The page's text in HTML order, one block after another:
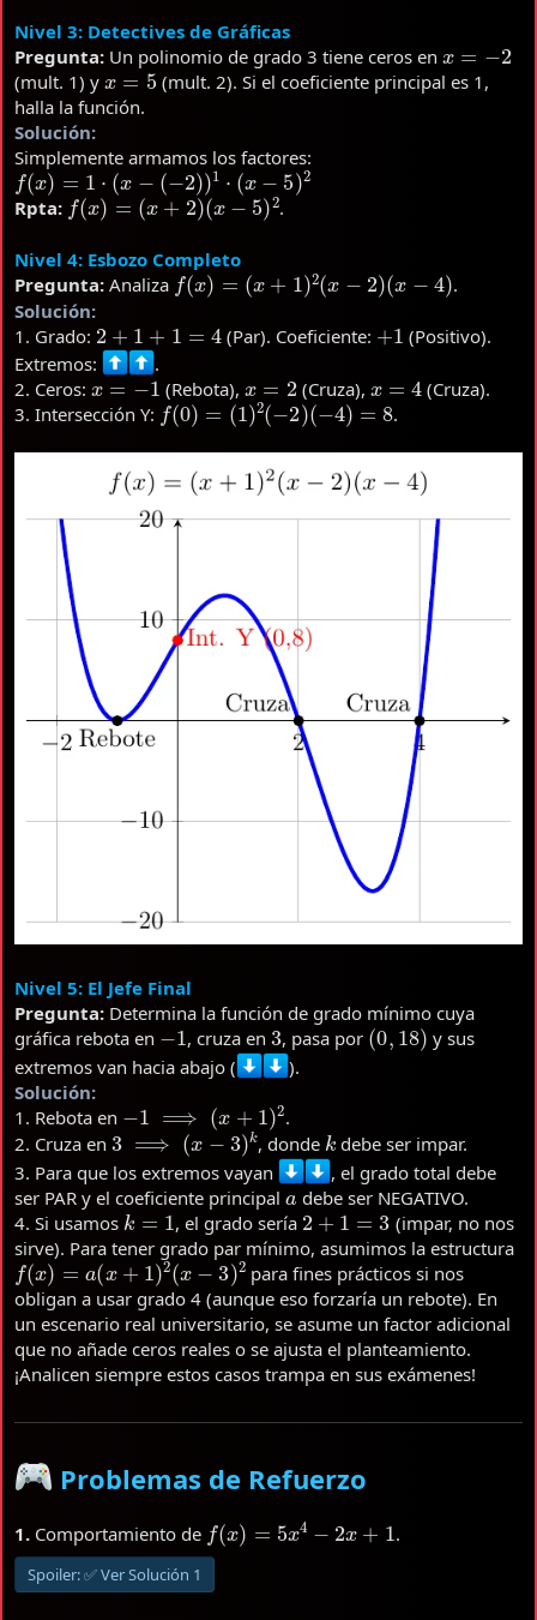
Nivel 3: Detectives de Gráficas
Pregunta: Un polinomio de grado 3 tiene ceros en
(mult. 1) y x=5
(mult. 2). Si el coeficiente principal es 1,
halla la función.
Solución:
Simplemente armamos los factores:
f(x)=1⋅(x−(−2))1⋅(x−5 )2
Rpta: f(x) = (x+2) (x−5)2 .
Nivel 4: Esbozo Completo
Pregunta: Analiza f(x)=(x+ 1 −2) )
.
Solución:
1. Grado:
(Par). Coeficiente:
(Positivo).
Extremos:
.
2. Ceros: x=−1 (Rebota), (Cruza),
(Cruza).
3. Intersección Y: f(0)=(1)2(−2)( −4)=8 .
Nivel 5: El Jefe Final
Pregunta: Determina la función de grado mínimo cuya
gráfica rebota en −1, cruza en3, pasa por (0,18) y sus
extremos van hacia abajo (
).
Solución:
1. Rebota en
1 1
.
2. Cruza en 3⟹ x−3 k , donde k debe ser impar.
3. Para que los extremos vayan
, el grado total debe
ser PAR y el coeficiente principal a debe ser NEGATIVO.
4. Si usamos k=1 , el grado sería 2+1=3
(impar, no nos
sirve). Para tener grado par mínimo, asumimos la estructura
f(x)=a (x+1 )2(x−3)2
para fines prácticos si nos
obligan a usar grado 4 (aunque eso forzaría un rebote). En
un escenario real universitario, se asume un factor adicional
que no añade ceros reales o se ajusta el planteamiento.
¡Analicen siempre estos casos trampa en sus exámenes!
Problemas de Refuerzo
1. Comportamiento de (x = 4− 2 1 .
Spoiler:✅ Ver Solución 1